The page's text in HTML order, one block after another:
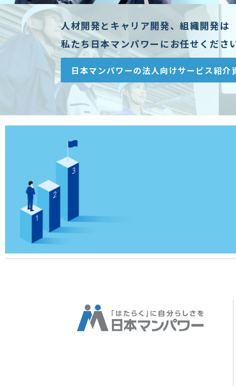
人材開発とキャリア開発、組織開発は
私たち日本マンパワーにお任せくださ
日本マンパワーの法人向けサービス紹介